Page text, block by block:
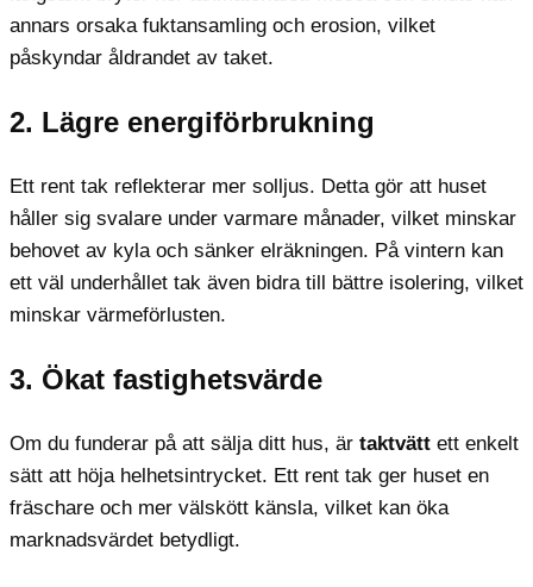
annars orsaka fuktansamling och erosion, vilket
påskyndar åldrandet av taket.
2. Lägre energiförbrukning
Ett rent tak reflekterar mer solljus. Detta gör att huset
håller sig svalare under varmare månader, vilket minskar
behovet av kyla och sänker elräkningen. På vintern kan
ett väl underhållet tak även bidra till bättre isolering, vilket
minskar värmeförlusten.
3. Ökat fastighetsvärde
Om du funderar på att sälja ditt hus, är taktvätt ett enkelt
sätt att höja helhetsintrycket. Ett rent tak ger huset en
fräschare och mer välskött känsla, vilket kan öka
marknadsvärdet betydligt.